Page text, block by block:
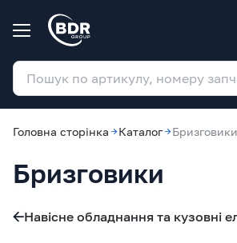
Головна сторінка Каталог Бризговики
Бризговики
Навісне обладнання та кузовні